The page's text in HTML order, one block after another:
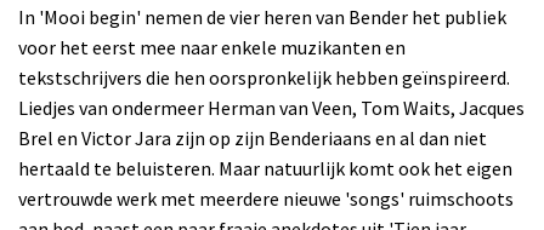
In 'Mooi begin' nemen de vier heren van Bender het publiek
voor het eerst mee naar enkele muzikanten en
tekstschrijvers die hen oorspronkelijk hebben geïnspireerd.
Liedjes van ondermeer Herman van Veen, Tom Waits, Jacques
Brel en Victor Jara zijn op zijn Benderiaans en al dan niet
hertaald te beluisteren. Maar natuurlijk komt ook het eigen
vertrouwde werk met meerdere nieuwe 'songs' ruimschoots